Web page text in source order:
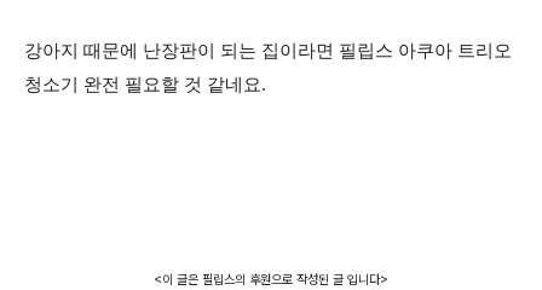
강아지 때문에 난장판이 되는 집이라면 필립스 아쿠아 트리오
청소기 완전 필요할 것 같네요.
<이 글은 필립스의 후원으로 작성된 글 입니다>